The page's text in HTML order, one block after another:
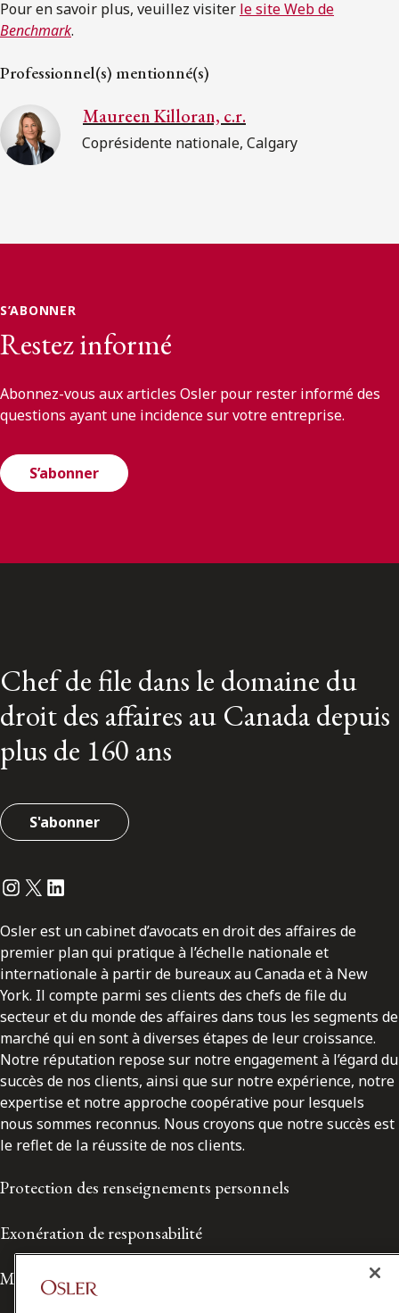
Pour en savoir plus, veuillez visiter le site Web de
Benchmark.
Professionnel(s) mentionné(s)
Maureen Killoran, c.r.
Coprésidente nationale, Calgary
S’ABONNER
Restez informé
Abonnez-vous aux articles Osler pour rester informé des
questions ayant une incidence sur votre entreprise.
S’abonner
Chef de file dans le domaine du
droit des affaires au Canada depuis
plus de 160 ans
S'abonner
Instagram
Twitter
LinkedIn
Osler est un cabinet d’avocats en droit des affaires de
premier plan qui pratique à l’échelle nationale et
internationale à partir de bureaux au Canada et à New
York. Il compte parmi ses clients des chefs de file du
secteur et du monde des affaires dans tous les segments de
marché qui en sont à diverses étapes de leur croissance.
Notre réputation repose sur notre engagement à l’égard du
succès de nos clients, ainsi que sur notre expérience, notre
expertise et notre approche coopérative pour lesquels
nous sommes reconnus. Nous croyons que notre succès est
le reflet de la réussite de nos clients.
Protection des renseignements personnels
Exonération de responsabilité
Modalités de prestation de services